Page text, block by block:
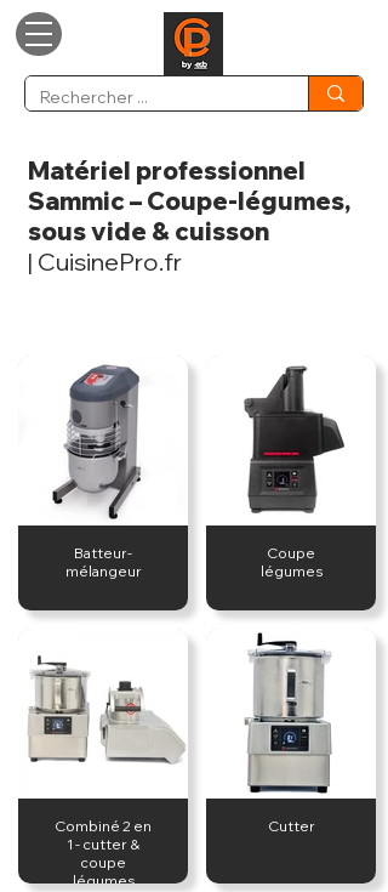
Matériel professionnel
Sammic – Coupe-légumes,
sous vide & cuisson
| CuisinePro.fr
Batteur-
mélangeur
Coupe
légumes
Combiné 2 en
1 - cutter &
coupe
légumes
Cutter